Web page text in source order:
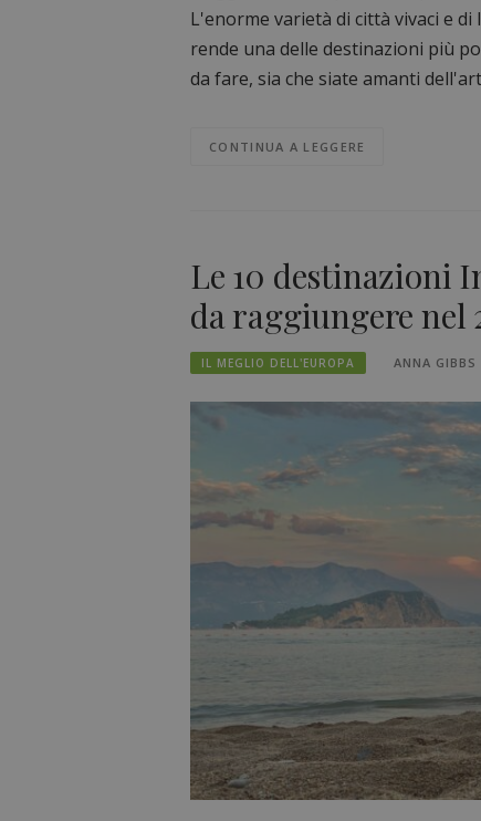
L'enorme varietà di città vivaci e
rende una delle destinazioni più
da fare, sia che siate amanti
CONTINUA A LEGGERE
Le 10 destinazioni
da raggiungere nel
IL MEGLIO DELL'EUROPA ANNA GIBBS